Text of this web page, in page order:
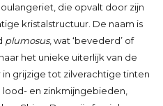
die opvalt door zijn
kristalstructuur. De naam is
plumosus, wat ‘bevederd’ of
het unieke uiterlijk van de
grijzige tot zilverachtige tinten
en zinkmijngebieden,